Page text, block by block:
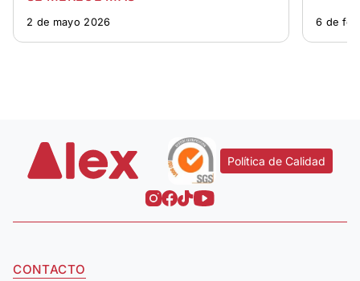
2 de mayo 2026 6 de
Política de Calidad
CONTACTO